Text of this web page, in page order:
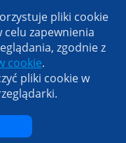
końcowego
pliki cookie
celu zapewnienia
zgodnie z
cookie.
pliki cookie w